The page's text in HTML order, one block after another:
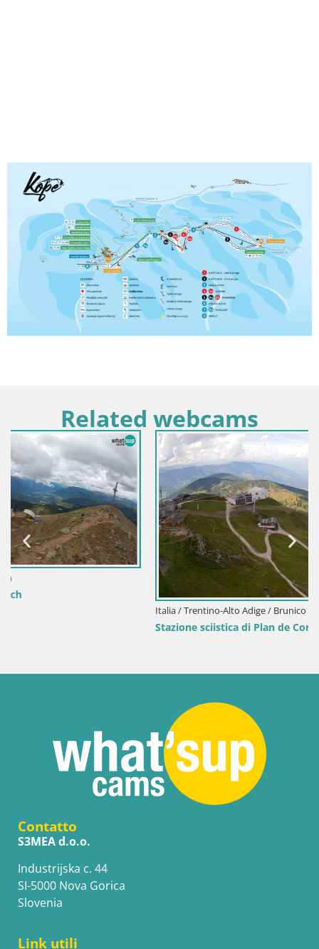
Related webcams
Italia / Trentino-Alto Adige / Brunico
Stazione sciistica di Plan de Corones | vista su Brunico
Contatto
S3MEA d.o.o.
Industrijska c. 44
SI-5000 Nova Gorica
Slovenia
Link utili